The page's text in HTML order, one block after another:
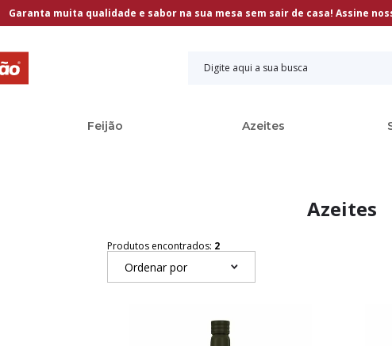
Garanta muita qualidade e sabor na sua mesa sem sair de casa! Assine
Feijão Azeites
Azeites
Produtos encontrados: 2
Ordenar por